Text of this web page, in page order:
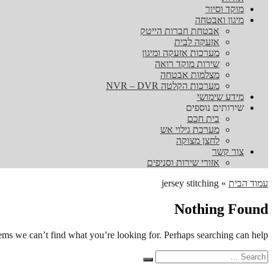
מוקד וסיור
מיגון ואבטחה
אבטחת חברות הייטק
אזעקה לבית
מערכות אזעקה ומיגון
שירות מוקד רואה
מצלמות אבטחה
מערכות הקלטה NVR – DVR
מידע שימושי
שירותים נוספים
בית חכם
מערכת גילוי אש
לחצן מצוקה
צור קשר
אזורי שירות וסניפים
עמוד הבית »
jersey stitching
Nothing Found
we can’t find what you’re looking for. Perhaps searching can help.
Search
for:
Search